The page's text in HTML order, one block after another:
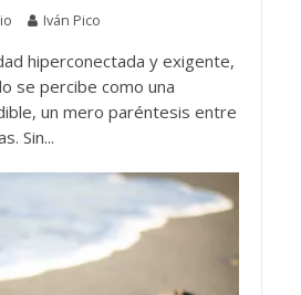
Iván Pico
hiperconectada y exigente,
se percibe como una
un mero paréntesis entre
Sin...